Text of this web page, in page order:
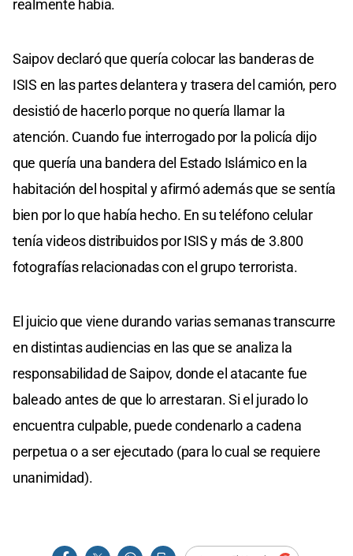
realmente había.
Saipov declaró que quería colocar las banderas de
ISIS en las partes delantera y trasera del camión, pero
desistió de hacerlo porque no quería llamar la
atención. Cuando fue interrogado por la policía dijo
que quería una bandera del Estado Islámico en la
habitación del hospital y afirmó además que se sentía
bien por lo que había hecho. En su teléfono celular
tenía videos distribuidos por ISIS y más de 3.800
fotografías relacionadas con el grupo terrorista.
El juicio que viene durando varias semanas transcurre
en distintas audiencias en las que se analiza la
responsabilidad de Saipov, donde el atacante fue
baleado antes de que lo arrestaran. Si el jurado lo
encuentra culpable, puede condenarlo a cadena
perpetua o a ser ejecutado (para lo cual se requiere
unanimidad).